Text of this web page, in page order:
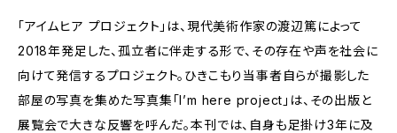
「アイムヒア プロジェクト」は、現代美術作家の渡辺篤によって
2018年発足した、孤立者に伴走する形で、その存在や声を社会に
向けて発信するプロジェクト。ひきこもり当事者自らが撮影した
部屋の写真を集めた写真集「I’m here project」は、その出版と
展覧会で大きな反響を呼んだ。本刊では、自身も足掛け3年に及